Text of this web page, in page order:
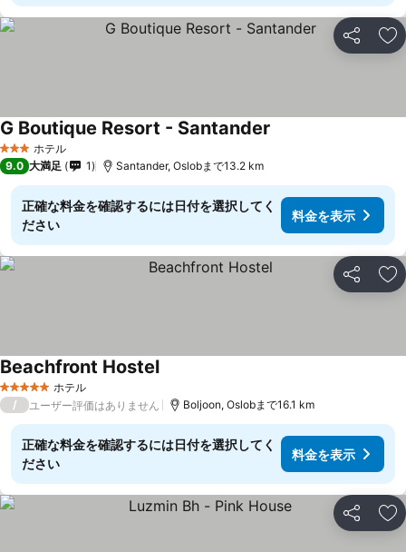
シェア お
3 ホテルのランク
ホテル
G Boutique Resort - Santander
9.0 大満足 1 Santander, Oslobまで13.2 km
正確な料金を確認するには日付を選択してく
ださい
料金を表示
シェア お
5 ホテルのランク
ホテル
Beachfront Hostel料金を表示
/ ユーザー評価はありません Boljoon, Oslobまで16.1 km
正確な料金を確認するには日付を選択してく
ださい
料金を表示
シェア お